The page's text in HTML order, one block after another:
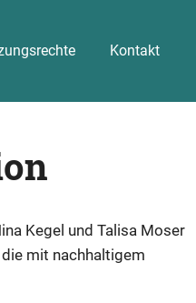
Kontakt
Kegel und Talisa Moser
mit nachhaltigem